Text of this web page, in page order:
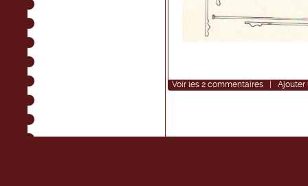
Voir les 2 commentaires Ajouter